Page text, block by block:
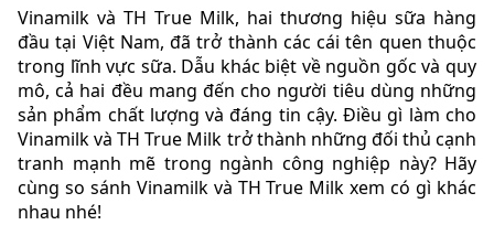
Vinamilk và TH True Milk, hai thương hiệu sữa hàng
đầu tại Việt Nam, đã trở thành các cái tên quen thuộc
trong lĩnh vực sữa. Dẫu khác biệt về nguồn gốc và quy
mô, cả hai đều mang đến cho người tiêu dùng những
sản phẩm chất lượng và đáng tin cậy. Điều gì làm cho
Vinamilk và TH True Milk trở thành những đối thủ cạnh
tranh mạnh mẽ trong ngành công nghiệp này? Hãy
cùng so sánh Vinamilk và TH True Milk xem có gì khác
nhau nhé!